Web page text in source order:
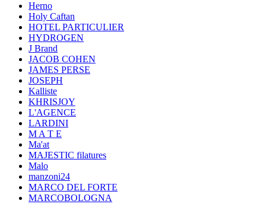
Herno
Holy Caftan
HOTEL PARTICULIER
HYDROGEN
J Brand
JACOB COHEN
JAMES PERSE
JOSEPH
Kalliste
KHRISJOY
L'AGENCE
LARDINI
M A T E
Ma'at
MAJESTIC filatures
Malo
manzoni24
MARCO DEL FORTE
MARCOBOLOGNA